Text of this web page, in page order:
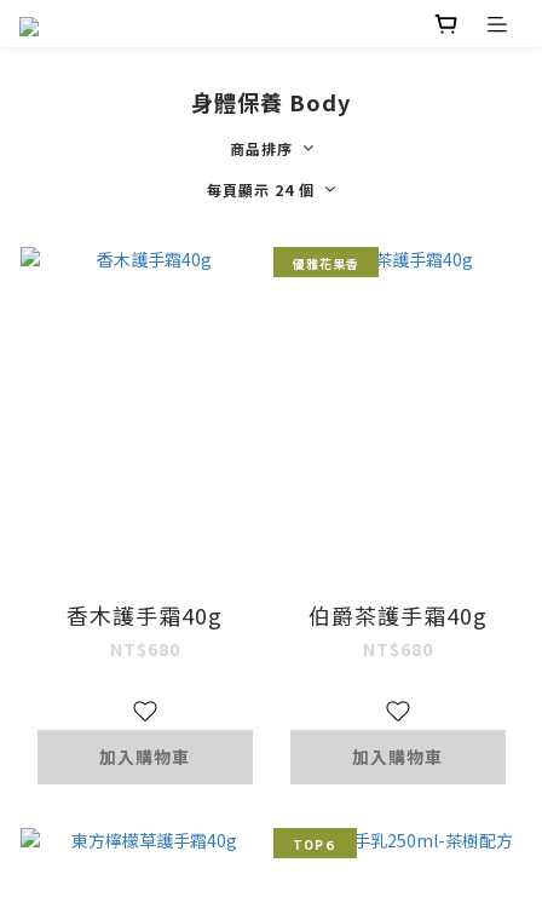
身體保養 Body
商品排序
每頁顯示 24 個
香木護手霜40g
NT$680
加入購物車
優雅花果香
伯爵茶護手霜40g
NT$680
加入購物車
TOP６